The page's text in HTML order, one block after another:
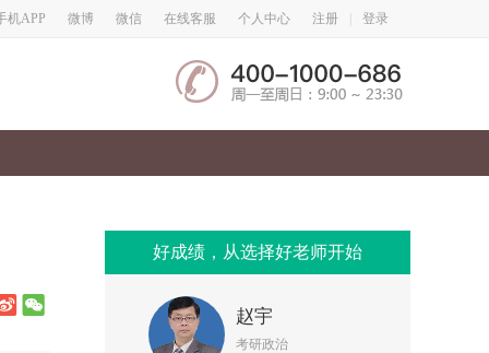
机APP 微博 微信 在线客服 个人中心 注册 登录
好成绩，从选择好老师开始
赵宇
考研政治